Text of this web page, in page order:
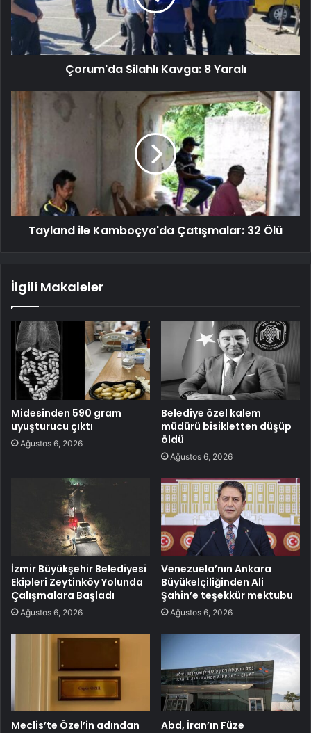
Çorum'da Silahlı Kavga: 8 Yaralı
Tayland ile Kamboçya'da Çatışmalar: 32 Ölü
İlgili Makaleler
Midesinden 590 gram
uyuşturucu çıktı
Ağustos 6, 2026
Belediye özel kalem
müdürü bisikletten düşüp
öldü
Ağustos 6, 2026
İzmir Büyükşehir Belediyesi
Ekipleri Zeytinköy Yolunda
Çalışmalara Başladı
Ağustos 6, 2026
Venezuela’nın Ankara
Büyükelçiliğinden Ali
Şahin’e teşekkür mektubu
Ağustos 6, 2026
Meclis’te Özel’in adından
Abd, İran’ın Füze